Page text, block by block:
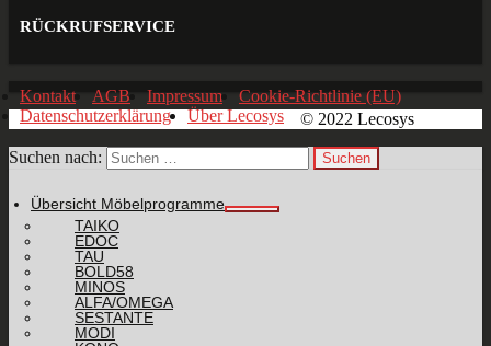
RÜCKRUFSERVICE
Kontakt AGB Impressum
Cookie-Richtlinie (EU)
Datenschutzerklärung
Über Lecosys © 2022 Lecosys
Suchen nach:
Übersicht Möbelprogramme
TAIKO
EDOC
TAU
BOLD58
MINOS
ALFA/OMEGA
SESTANTE
MODI